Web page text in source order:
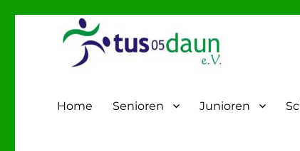
Home Senioren Junioren